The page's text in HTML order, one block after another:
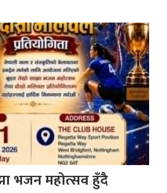
भजन महोत्सव हुँदै